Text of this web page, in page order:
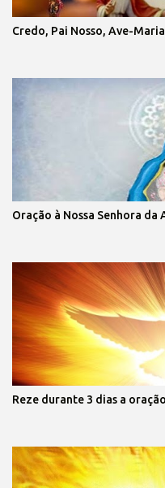
Credo, Pai Nosso, Ave-
Oração à Nossa Senhora
Reze durante 3 dias a